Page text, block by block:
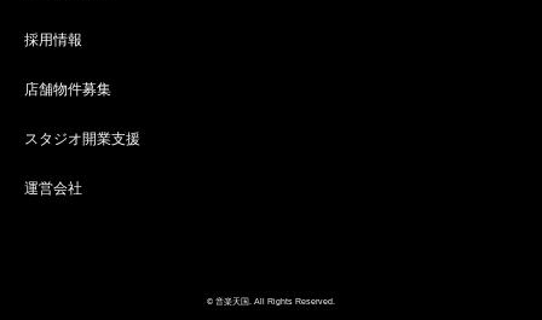
採用情報
店舗物件募集
スタジオ開業支援
運営会社
© 音楽天国. All Rights Reserved.